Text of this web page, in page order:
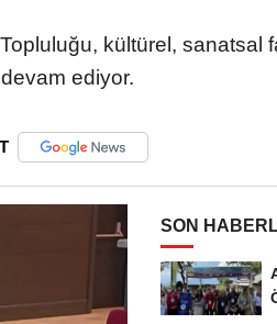
kültürel, sanatsal
ediyor.
SON